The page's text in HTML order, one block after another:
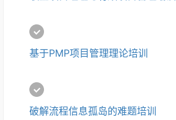
基于PMP项目管理理论培训
破解流程信息孤岛的难题培训